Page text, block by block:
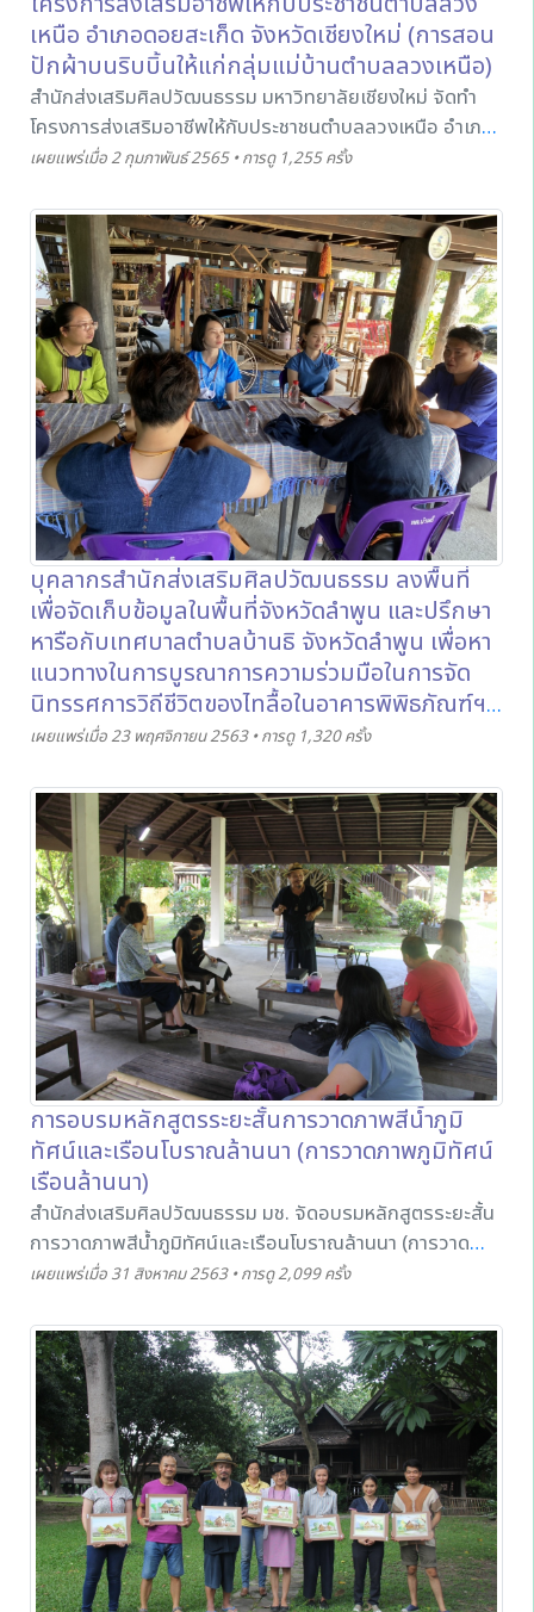
เหนือ อำเภอดอยสะเก็ด จังหวัดเชียงใหม่ (การสอน
ปักผ้าบนริบบิ้นให้แก่กลุ่มแม่บ้านตำบลลวงเหนือ)
สำนักส่งเสริมศิลปวัฒนธรรม มหาวิทยาลัยเชียงใหม่ จัดทำ
โครงการส่งเสริมอาชีพให้กับประชาชนตำบลลวงเหนือ อำเภอ
ดอยสะเก็ด จังหวัดเชียงใหม่ โดย นางสาวฐาปนีย์ เครือระยา
ความรู้ เรื่อง "การปักผ้าบนริบบิ้น" ให้แก่กลุ่มแม่บ้านตำบล
ลวงเหนือ ในวันที่ 13 กรกฎาคม 2564 ผ่านระบบ Zoom
Meeting เพื่อให้สมาชิกในชุมชนสามารถนำความรู้ไปประกอบ
อาชีพและพัฒนาต่อยอดผลิตภัณฑ์ในอนาคตต่อไป
เผยแพร่เมื่อ 2 กุมภาพันธ์ 2565 • การดู 1,255 ครั้ง
บุคลากรสำนักส่งเสริมศิลปวัฒนธรรม ลงพื้นที่
เพื่อจัดเก็บข้อมูลในพื้นที่จังหวัดลำพูน และปรึกษา
หารือกับเทศบาลตำบลบ้านธิ จังหวัดลำพูน เพื่อหา
แนวทางในการบูรณาการความร่วมมือในการจัด
นิทรรศการวิถีชีวิตของไทลื้อในอาคารพิพิธภัณฑ์ฯ
ผู้บริหารและบุคลากรในฝ่ายส่งเสริมศิลปวัฒนธรรม สำนักส่ง
เก็บข้อมูลในจังหวัดลำพูน พร้อมทั้งร่วมประชุมปรึกษาหารือ
กับเจ้าหน้าที่กองการศึกษาและกองสวัสดิการสังคม เทศบาล
ตำบลบ้านธิ จังหวัดลำพูน ในวันที่ 13 พฤศจิกายน 2563 เพื่อ
หาแนวทางในการบูรณาการความร่วมมือด้านการจัด
นิทรรศการวิถีชีวิตของไทลื้อในอาคารพิพิธภัณฑ์ที่สร้าง
จำลองมาจากเรือนไทลื้อ (หม่อนตุด) พิพิธภัณฑ์เรือนโบราณ
ล้านนา มช. และด้านการพัฒนาผลิตภัณฑ์ของชุมชน ทั้งนี้ ได้
พบปะกับกลุ่มวิสาหกิจชุมชนที่ผลิตข้าวแคบและน้ำถุ้ง ซึ่งเป็น
สินค้าหลักที่สำคัญของชาวไทลื้อบ้านธิ จังหวัดลำพูน เพื่อ
วางแผนพัฒนาผลิตภัณฑ์ร่วมกับชุมชนในอนาคต
เผยแพร่เมื่อ 23 พฤศจิกายน 2563 • การดู 1,320 ครั้ง
การอบรมหลักสูตรระยะสั้นการวาดภาพสีน้ำภูมิ
ทัศน์และเรือนโบราณล้านนา (การวาดภาพภูมิทัศน์
เรือนล้านนา)
สำนักส่งเสริมศิลปวัฒนธรรม มช. จัดอบรมหลักสูตรระยะสั้น
การวาดภาพสีน้ำภูมิทัศน์และเรือนโบราณล้านนา (การวาด
ภาพภูมิทัศน์เรือนล้านนา) โดยมีอาจารย์ธนกร ไชยจินดา เป็น
การลงสีน้ำให้กับผู้เข้าร่วมอบรมในโครงการดังกล่าว ณ
พิพิธภัณฑ์เรือนโบราณล้านนา สำนักส่งเสริมศิลปวัฒนธรรม
มช. ในวันที่ 29 สิงหาคม 2563
เผยแพร่เมื่อ 31 สิงหาคม 2563 • การดู 2,099 ครั้ง